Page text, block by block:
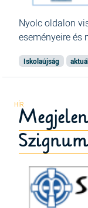
Nyolc oldalon
eseményeire és
Iskolaújság